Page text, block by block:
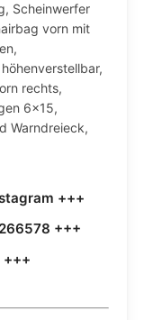
Scheinwerfer
vorn mit
rechts,
6×15,
Warndreieck,
+++
+++
+++